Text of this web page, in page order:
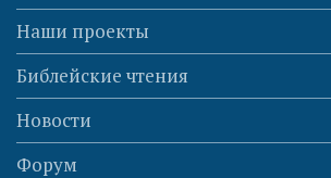
Наши проекты
Библейские чтения
Новости
Форум